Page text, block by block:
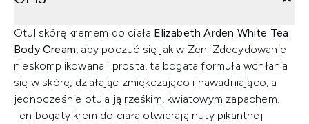
Otul skórę kremem do ciała Elizabeth Arden White Tea
Body Cream, aby poczuć się jak w Zen. Zdecydowanie
nieskomplikowana i prosta, ta bogata formuła wchłania
się w skórę, działając zmiękczająco i nawadniająco, a
jednocześnie otula ją rześkim, kwiatowym zapachem.
Ten bogaty krem do ciała otwierają nuty pikantnej